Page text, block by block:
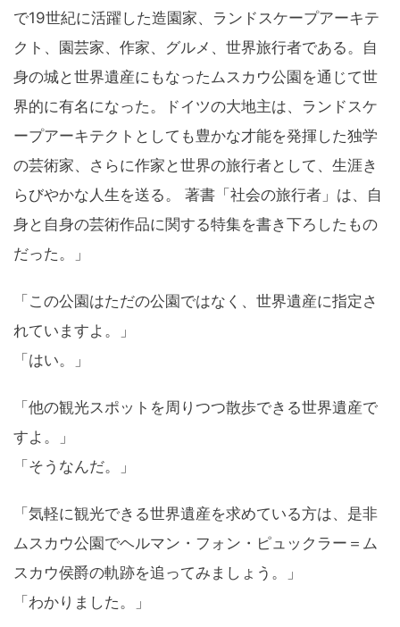
で19世紀に活躍した造園家、ランドスケープアーキテ
クト、園芸家、作家、グルメ、世界旅行者である。自
身の城と世界遺産にもなったムスカウ公園を通じて世
界的に有名になった。ドイツの大地主は、ランドスケ
ープアーキテクトとしても豊かな才能を発揮した独学
の芸術家、さらに作家と世界の旅行者として、生涯き
らびやかな人生を送る。 著書「社会の旅行者」は、自
身と自身の芸術作品に関する特集を書き下ろしたもの
だった。」
「この公園はただの公園ではなく、世界遺産に指定さ
れていますよ。」
「はい。」
「他の観光スポットを周りつつ散歩できる世界遺産で
すよ。」
「そうなんだ。」
「気軽に観光できる世界遺産を求めている方は、是非
ムスカウ公園でヘルマン・フォン・ピュックラー＝ム
スカウ侯爵の軌跡を追ってみましょう。」
「わかりました。」